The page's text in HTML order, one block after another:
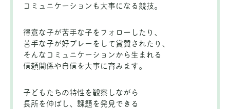
コミュニケーションも大事になる競技。
得意な子が苦手な子をフォローしたり、
苦手な子が好プレーをして賞賛されたり、
そんなコミュニケーションから生まれる
信頼関係や自信を大事に育みます。
子どもたちの特性を観察しながら
長所を伸ばし、課題を発見できる